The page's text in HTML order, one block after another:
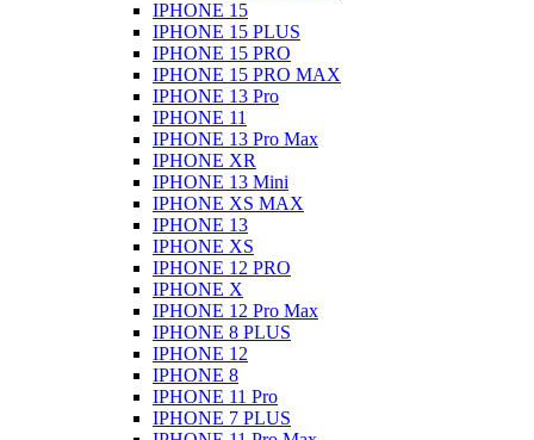
IPHONE 15
IPHONE 15 PLUS
IPHONE 15 PRO
IPHONE 15 PRO MAX
IPHONE 13 Pro
IPHONE 11
IPHONE 13 Pro Max
IPHONE XR
IPHONE 13 Mini
IPHONE XS MAX
IPHONE 13
IPHONE XS
IPHONE 12 PRO
IPHONE X
IPHONE 12 Pro Max
IPHONE 8 PLUS
IPHONE 12
IPHONE 8
IPHONE 11 Pro
IPHONE 7 PLUS